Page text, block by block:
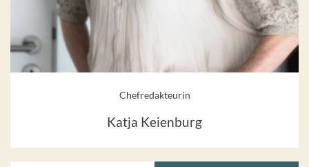
Chefredakteurin
Katja Keienburg